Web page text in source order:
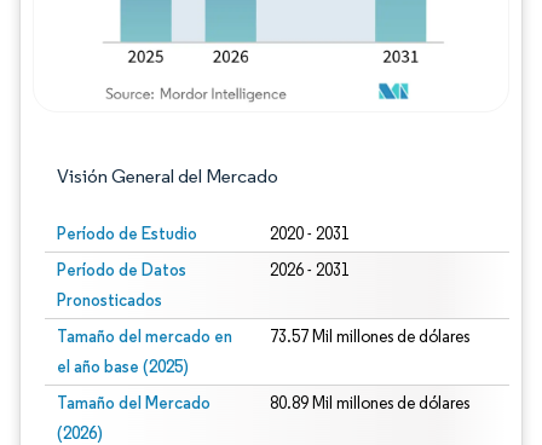
Visión General del Mercado
Período de Estudio 2020 - 2031
Período de Datos
Pronosticados
2026 - 2031
Tamaño del mercado en
el año base (2025)
73.57 Mil millones de dólares
Tamaño del Mercado
(2026)
80.89 Mil millones de dólares